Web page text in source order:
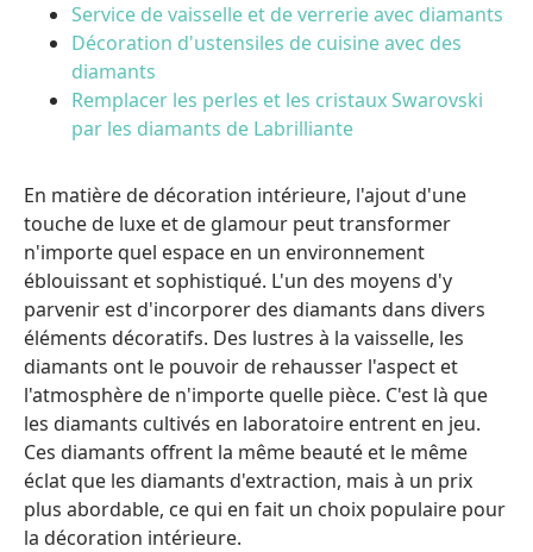
Service de vaisselle et de verrerie avec diamants
Décoration d'ustensiles de cuisine avec des
diamants
Remplacer les perles et les cristaux Swarovski
par les diamants de Labrilliante
En matière de décoration intérieure, l'ajout d'une
touche de luxe et de glamour peut transformer
n'importe quel espace en un environnement
éblouissant et sophistiqué. L'un des moyens d'y
parvenir est d'incorporer des diamants dans divers
éléments décoratifs. Des lustres à la vaisselle, les
diamants ont le pouvoir de rehausser l'aspect et
l'atmosphère de n'importe quelle pièce. C'est là que
les diamants cultivés en laboratoire entrent en jeu.
Ces diamants offrent la même beauté et le même
éclat que les diamants d'extraction, mais à un prix
plus abordable, ce qui en fait un choix populaire pour
la décoration intérieure.